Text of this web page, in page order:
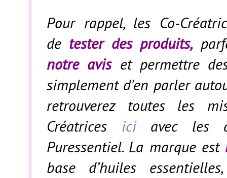
Pour rappel, les Co-
de tester des produits,
notre aviset permettre
simplement d’en parler
retrouverez toutes les
Créatrices iciavec les
Puressentiel. La marque est
base d’huiles